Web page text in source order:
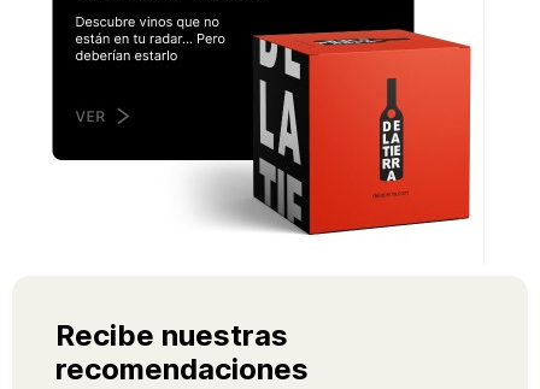
Recibe nuestras
recomendaciones